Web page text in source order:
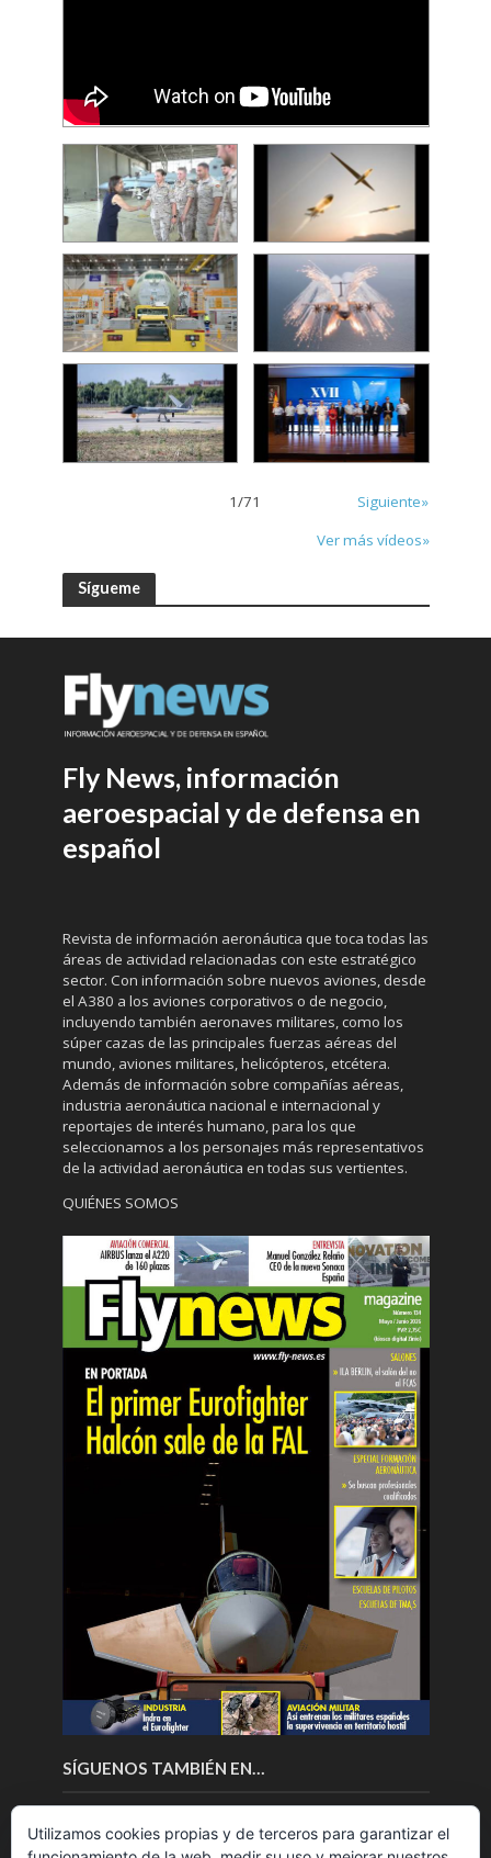
1/71
Siguiente»
Ver más vídeos»
Sígueme
Fly News, información
aeroespacial y de defensa en
español
Revista de información aeronáutica que toca todas las
áreas de actividad relacionadas con este estratégico
sector. Con información sobre nuevos aviones, desde
el A380 a los aviones corporativos o de negocio,
incluyendo también aeronaves militares, como los
súper cazas de las principales fuerzas aéreas del
mundo, aviones militares, helicópteros, etcétera.
Además de información sobre compañías aéreas,
industria aeronáutica nacional e internacional y
reportajes de interés humano, para los que
seleccionamos a los personajes más representativos
de la actividad aeronáutica en todas sus vertientes.
QUIÉNES SOMOS
SÍGUENOS TAMBIÉN EN…
Utilizamos cookies propias y de terceros para garantizar el